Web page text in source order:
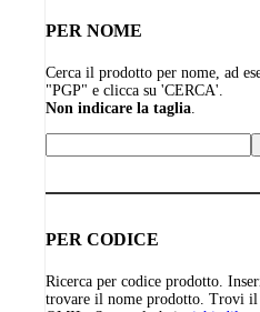
PER NOME
Cerca il prodotto per nome, ad
"PGP" e clicca su 'CERCA'.
Non indicare la taglia.
PER CODICE
Ricerca per codice prodotto.
trovare il nome prodotto. Trovi il